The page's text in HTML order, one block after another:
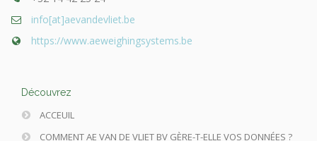
info[at]aevandevliet.be
https://www.aeweighingsystems.be
Découvrez
ACCEUIL
COMMENT AE VAN DE VLIET BV GÈRE-T-ELLE VOS DONNÉES ?